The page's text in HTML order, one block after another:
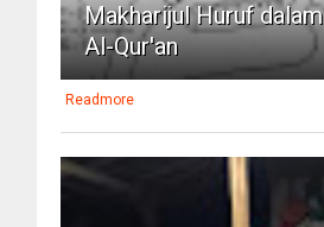
Makharijul Huruf dalam
Al-Qur'an
Readmore